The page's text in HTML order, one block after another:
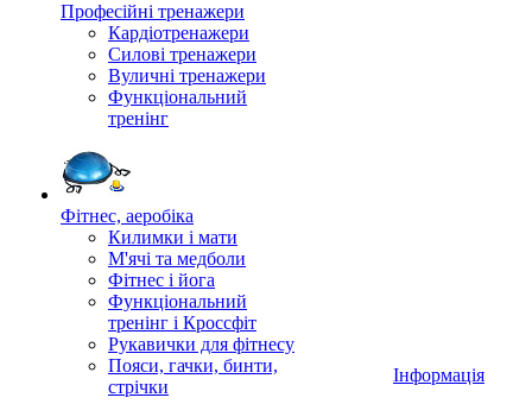
Професійні тренажери
Кардіотренажери
Силові тренажери
Вуличні тренажери
Функціональний
тренінг
Фітнес, аеробіка
Килимки і мати
М'ячі та медболи
Фітнес і йога
Функціональний
тренінг і Кроссфіт
Рукавички для фітнесу
Пояси, гачки, бинти,
стрічки
Інформація